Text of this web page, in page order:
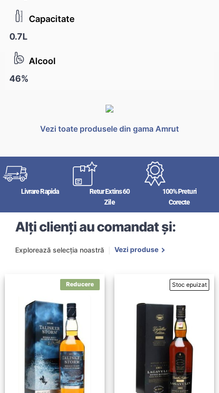
Capacitate
0.7L
Alcool
46%
Vezi toate produsele din gama Amrut
Livrare Rapida
Retur Extins 60
Zile
100% Preturi
Corecte
Alți clienți au comandat și:
Explorează selecția noastră Vezi produse